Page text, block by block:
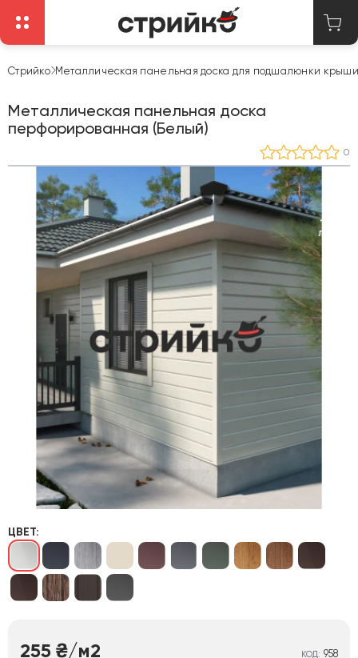
Стрийко Металлическая панельная доска для подшалюнки крыши
Металлическая панельная доска
перфорированная (Белый)
0
15
ЛЕТ
ЦВЕТ:
255 ₴/м2 КОД: 958